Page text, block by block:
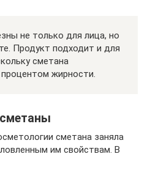
не только для лица, но
Продукт подходит и для
сметана
жирности.
сметана заняла
им свойствам. В